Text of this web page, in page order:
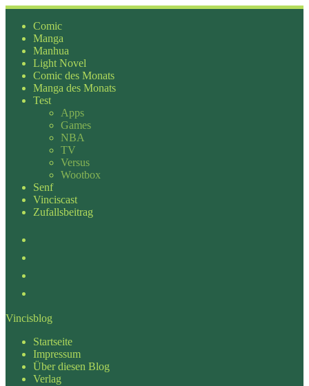
Zum
Inhalt
springen
Comic
Manga
Manhua
Light Novel
Comic des Monats
Manga des Monats
Test
Apps
Games
NBA
TV
Versus
Wootbox
Senf
Vinciscast
Zufallsbeitrag
Vincisblog
Startseite
Impressum
Über diesen Blog
Verlag